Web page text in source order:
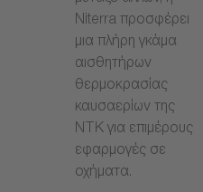
Niterra προσφέρει
μια πλήρη γκάμα
αισθητήρων
θερμοκρασίας
καυσαερίων της
NTK για επιμέρους
εφαρμογές σε
οχήματα.